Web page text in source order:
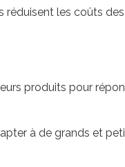
réduisent les coûts des
produits pour
à de grands et